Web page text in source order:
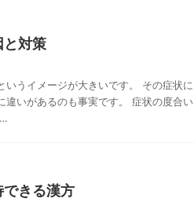
と対策
うイメージが大きいです。 その症状に
違いがあるのも事実です。 症状の度合い
きる漢方